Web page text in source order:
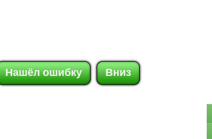
Нашёл ошибку Вниз